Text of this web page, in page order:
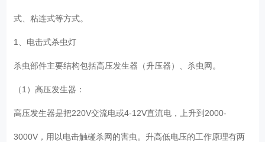
式、粘连式等方式。
1、电击式杀虫灯
杀虫部件主要结构包括高压发生器（升压器）、杀虫网。
（1）高压发生器：
高压发生器是把220V交流电或4-12V直流电，上升到2000-
3000V，用以电击触碰杀网的害虫。升高低电压的工作原理有两